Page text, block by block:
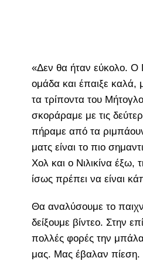
«Δεν θα ήταν εύκολο. Ο
ομάδα και έπαιξε καλά,
τα τρίποντα του
σκοράραμε με τις
πήραμε από τα
ματς είναι το πιο
Χολ και ο Νιλικίνα έξω,
ίσως πρέπει να είναι
Θα αναλύσουμε το
δείξουμε βίντεο. Στην
πολλές φορές την
μας. Μας έβαλαν πίεση.